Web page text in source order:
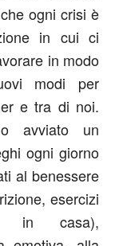
ogni crisi è
in cui ci
in modo
modi per
e tra di noi.
avviato un
ogni giorno
al benessere
esercizi
in casa),